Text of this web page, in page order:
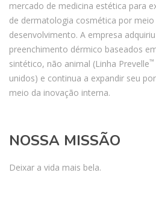
mercado de medicina estética para
de dermatologia cosmética por
desenvolvimento. A empresa
preenchimento dérmico baseados
sintético, não animal (Linha Prevelle™
unidos) e continua a expandir seu
meio da inovação interna.
NOSSA MISSÃO
Deixar a vida mais bela.